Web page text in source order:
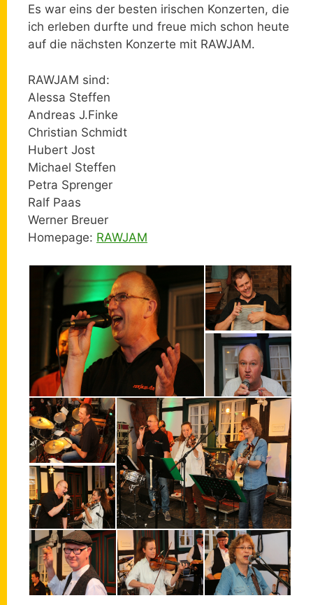
Es war eins der besten irischen Konzerten, die
ich erleben durfte und freue mich schon heute
auf die nächsten Konzerte mit RAWJAM.
RAWJAM sind:
Alessa Steffen
Andreas J.Finke
Christian Schmidt
Hubert Jost
Michael Steffen
Petra Sprenger
Ralf Paas
Werner Breuer
Homepage: RAWJAM